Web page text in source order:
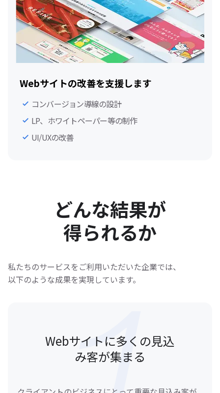
Webサイトの改善を支援します
コンバージョン導線の設計
LP、ホワイトペーパー等の制作
UI/UXの改善
どんな結果が
得られるか
私たちのサービスをご利用いただいた企業では、
以下のような成果を実現しています。
Webサイトに多くの見込
み客が集まる